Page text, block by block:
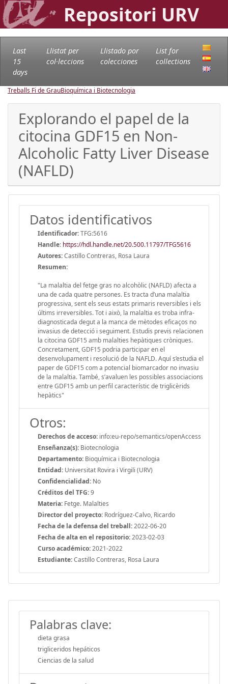
Repositori URV
Last
15
days
Llistat per
col·leccions
Llistado por
colecciones
List for
collections
Treballs Fi de GrauBioquímica i Biotecnologia
Explorando el papel de la
citocina GDF15 en Non-
Alcoholic Fatty Liver Disease
(NAFLD)
Datos identificativos
Identificador:TFG:5616
Handle: https://hdl.handle.net/20.500.11797/TFG5616
Autores:Castillo Contreras, Rosa Laura
Resumen:
"La malaltia del fetge gras no alcohòlic (NAFLD) afecta a
una de cada quatre persones. Es tracta d’una malaltia
progressiva, sent els seus estats primaris reversibles i els
últims irreversibles. Tot i això, la malaltia es troba infra-
diagnosticada degut a la manca de mètodes eficaços no
invasius de detecció i seguiment. Estudis previs relacionen
la citocina GDF15 amb malalties hepàtiques cròniques.
Concretament, GDF15 podria participar en el
desenvolupament i resolució de la NAFLD. Aquí s’estudia el
paper de GDF15 com a potencial biomarcador no invasiu
de la malaltia. També, s’avaluen les possibles associacions
entre GDF15 amb un perfil característic de triglicèrids
hepàtics"
Otros:
Derechos de acceso: info:eu-repo/semantics/openAccess
Enseñanza(s): Biotecnologia
Departamento: Bioquímica i Biotecnologia
Entidad: Universitat Rovira i Virgili (URV)
Confidencialidad: No
Créditos del TFG:9
Materia: Fetge. Malalties
Director del proyecto: Rodríguez-Calvo, Ricardo
Fecha de la defensa del treball:2022-06-20
Fecha de alta en el repositorio:2023-02-03
Curso académico:2021-2022
Estudiante:Castillo Contreras, Rosa Laura
Palabras clave:
dieta grasa
trigliceridos hepáticos
Ciencias de la salud